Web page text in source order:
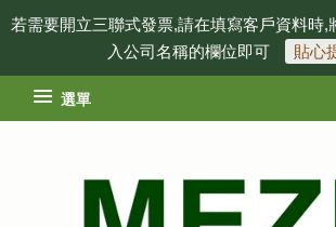
若需要開立三聯式發票,請在填寫客戶資料時,
入公司名稱的欄位即可
貼心
選單